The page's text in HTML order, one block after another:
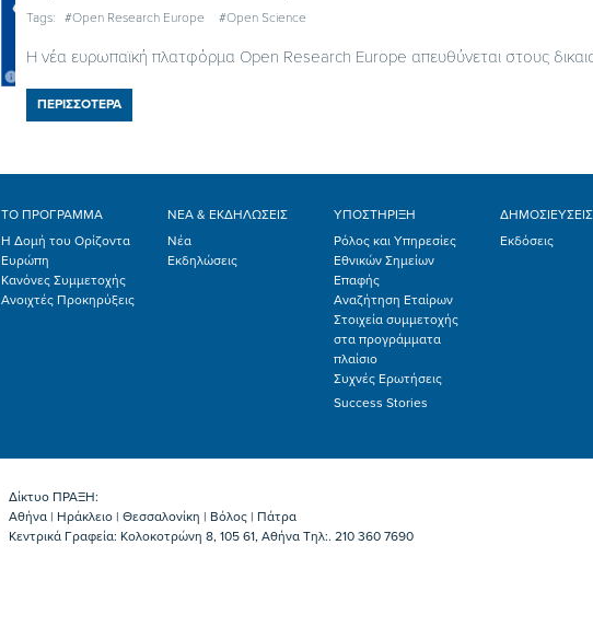
Tags: #Open Research Europe #Open Science
Η νέα ευρωπαϊκή πλατφόρμα Open Research Europe απευθύνεται στους
ΠΕΡΙΣΣΟΤΕΡΑ
ΤΟ ΠΡΟΓΡΑΜΜΑ
Η Δομή του Ορίζοντα
Ευρώπη
Κανόνες Συμμετοχής
Ανοιχτές Προκηρύξεις
ΝΕΑ & ΕΚΔΗΛΩΣΕΙΣ
Νέα
Εκδηλώσεις
ΥΠΟΣΤΗΡΙΞΗ
Ρόλος και Υπηρεσίες
Εθνικών Σημείων
Επαφής
Αναζήτηση Εταίρων
Στοιχεία συμμετοχής
στα προγράμματα
πλαίσιο
Συχνές Ερωτήσεις
Success Stories
ΔΗΜΟΣΙΕΥΣΕΙΣ
Εκδόσεις
Δίκτυο ΠΡΑΞΗ:
Αθήνα | Ηράκλειο | Θεσσαλονίκη | Βόλος | Πάτρα
Κεντρικά Γραφεία: Kολοκοτρώνη 8, 105 61, Αθήνα Τηλ:. 210 360 7690